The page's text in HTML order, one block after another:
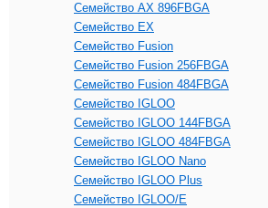
Семейство AX 896FBGA
Семейство EX
Семейство Fusion
Семейство Fusion 256FBGA
Семейство Fusion 484FBGA
Семейство IGLOO
Семейство IGLOO 144FBGA
Семейство IGLOO 484FBGA
Семейство IGLOO Nano
Семейство IGLOO Plus
Семейство IGLOO/e